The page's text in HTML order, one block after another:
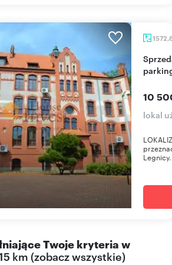
Sprzedam nowoczesny biurowiec 1573 m² z
10
lokal
Twoje kryteria w
km(zobacz wszystkie)